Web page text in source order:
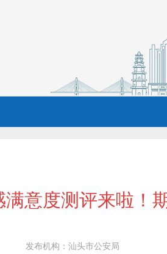
意度测评来啦！
发布机构：汕头市公安局